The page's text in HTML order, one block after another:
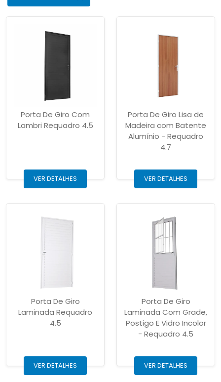
Porta De Giro Com
Lambri Requadro 4.5
VER DETALHES
Porta De Giro Lisa de
Madeira com Batente
Alumínio - Requadro
4.7
VER DETALHES
Porta De Giro
Laminada Requadro
4.5
VER DETALHES
Porta De Giro
Laminada Com Grade,
Postigo E Vidro Incolor
- Requadro 4.5
VER DETALHES